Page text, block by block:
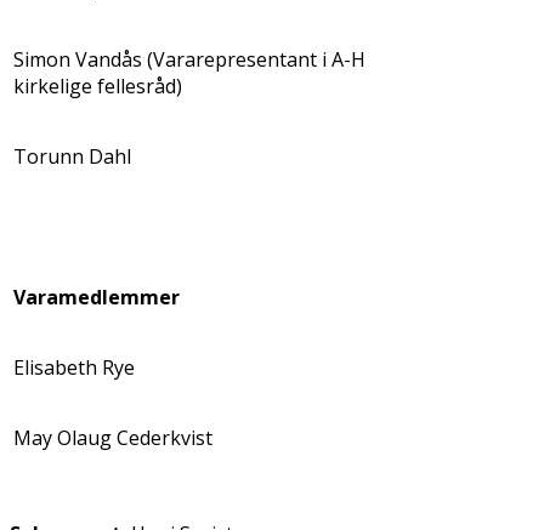
Simon Vandås (Vararepresentant i A-H
kirkelige fellesråd)
Torunn Dahl
Varamedlemmer
Elisabeth Rye
May Olaug Cederkvist